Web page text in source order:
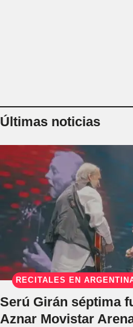
Últimas noticias
RECITALES EN
Serú Girán séptima
Aznar Movistar